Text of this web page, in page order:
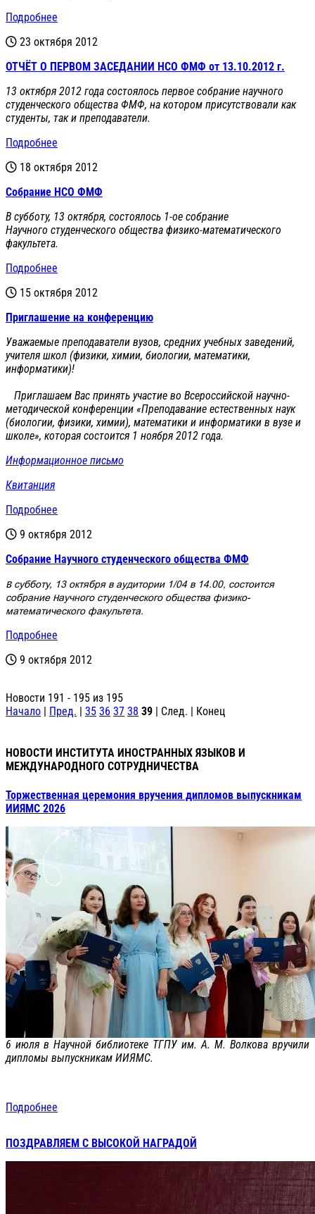
Подробнее
23 октября 2012
ОТЧЁТ О ПЕРВОМ ЗАСЕДАНИИ НСО ФМФ от 13.10.2012 г.
13 октября 2012 года состоялось первое собрание научного
студенческого общества ФМФ, на котором присутствовали как
студенты, так и преподаватели.
Подробнее
18 октября 2012
Собрание НСО ФМФ
В субботу, 13 октября, состоялось 1-ое собрание
Научного студенческого общества физико-математического
факультета.
Подробнее
15 октября 2012
Приглашение на конференцию
Уважаемые преподаватели вузов, средних учебных заведений,
учителя школ (физики, химии, биологии, математики,
информатики)!
Приглашаем Вас принять участие во Всероссийской научно-
методической конференции «Преподавание естественных наук
(биологии, физики, химии), математики и информатики в вузе и
школе», которая состоится 1 ноября 2012 года.
Информационное письмо
Квитанция
Подробнее
9 октября 2012
Cобрание Научного студенческого общества ФМФ
В субботу, 13 октября в аудитории 1/04 в 14.00, состоится
собрание Научного студенческого общества физико-
математического факультета.
Подробнее
9 октября 2012
Новости 191 - 195 из 195
Начало | Пред. | 35 36 37 38 39 | След. | Конец
НОВОСТИ ИНСТИТУТА ИНОСТРАННЫХ ЯЗЫКОВ И
МЕЖДУНАРОДНОГО СОТРУДНИЧЕСТВА
Торжественная церемония вручения дипломов выпускникам
ИИЯМС 2026
6 июля в Научной библиотеке ТГПУ им. А. М. Волкова вручили
дипломы выпускникам ИИЯМС.
Подробнее
ПОЗДРАВЛЯЕМ С ВЫСОКОЙ НАГРАДОЙ